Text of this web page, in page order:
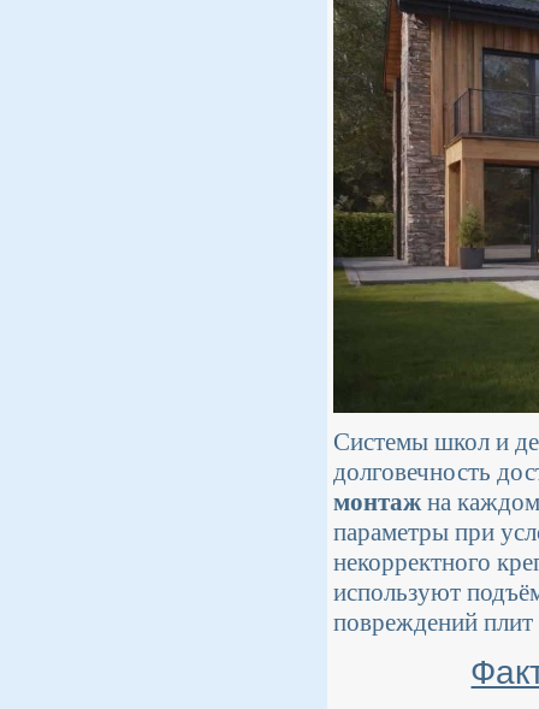
Системы школ и
долговечность
монтаж на
параметры при
некорректного
используют
повреждений плит